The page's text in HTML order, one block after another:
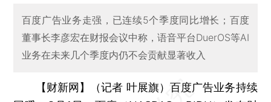
百度广告业务走强，已连续5个季度同比增长；百度
董事长李彦宏在财报会议中称，语音平台DuerOS等AI
业务在未来几个季度内仍不会贡献显著收入
【财新网】（记者 叶展旗） 百度广告业务持续